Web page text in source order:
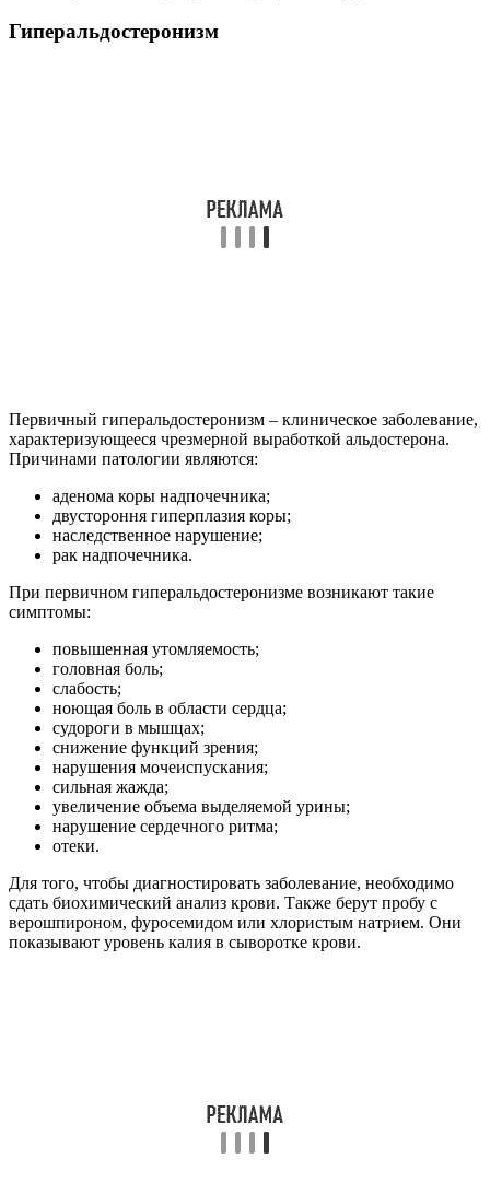
Гиперальдостеронизм
Первичный гиперальдостеронизм – клиническое заболевание,
характеризующееся чрезмерной выработкой альдостерона.
Причинами патологии являются:
аденома коры надпочечника;
двустороння гиперплазия коры;
наследственное нарушение;
рак надпочечника.
При первичном гиперальдостеронизме возникают такие
симптомы:
повышенная утомляемость;
головная боль;
слабость;
ноющая боль в области сердца;
судороги в мышцах;
снижение функций зрения;
нарушения мочеиспускания;
сильная жажда;
увеличение объема выделяемой урины;
нарушение сердечного ритма;
отеки.
Для того, чтобы диагностировать заболевание, необходимо
сдать биохимический анализ крови. Также берут пробу с
верошпироном, фуросемидом или хлористым натрием. Они
показывают уровень калия в сыворотке крови.